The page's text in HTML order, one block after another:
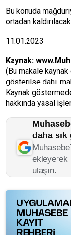
Bu konuda
ortadan
11.01.2023
Kaynak:
(Bu makale kaynak
gösterilse dahi,
Kaynak
hakkında yasal
daha sık
ekleyerek
ulaşın.